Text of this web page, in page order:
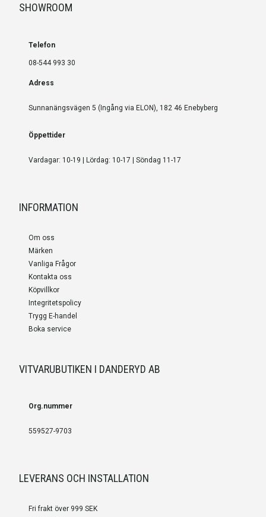
SHOWROOM
Telefon
08-544 993 30
Adress
Sunnanängsvägen 5 (Ingång via ELON), 182 46 Enebyberg
Öppettider
Vardagar: 10-19 | Lördag: 10-17 | Söndag 11-17
INFORMATION
Om oss
Märken
Vanliga Frågor
Kontakta oss
Köpvillkor
Integritetspolicy
Trygg E-handel
Boka service
VITVARUBUTIKEN I DANDERYD AB
Org.nummer
559527-9703
LEVERANS OCH INSTALLATION
Fri frakt över 999 SEK